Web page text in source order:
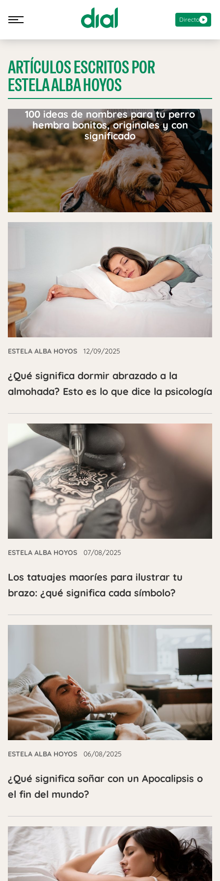
Directo
ARTÍCULOS ESCRITOS POR
ESTELA ALBA HOYOS
100 ideas de nombres para tu perro
hembra bonitos, originales y con
significado
ESTELA ALBA HOYOS 12/09/2025
¿Qué significa dormir abrazado a la
almohada? Esto es lo que dice la psicología
ESTELA ALBA HOYOS 07/08/2025
Los tatuajes maoríes para ilustrar tu
brazo: ¿qué significa cada símbolo?
ESTELA ALBA HOYOS 06/08/2025
¿Qué significa soñar con un Apocalipsis o
el fin del mundo?